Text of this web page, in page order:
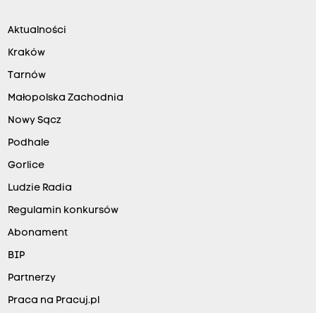
Aktualności
Kraków
Tarnów
Małopolska Zachodnia
Nowy Sącz
Podhale
Gorlice
Ludzie Radia
Regulamin konkursów
Abonament
BIP
Partnerzy
Praca na Pracuj.pl